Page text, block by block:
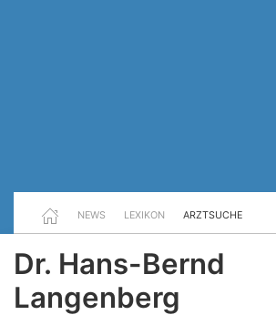
NEWS LEXIKON ARZTSUCHE
Dr. Hans-Bernd
Langenberg